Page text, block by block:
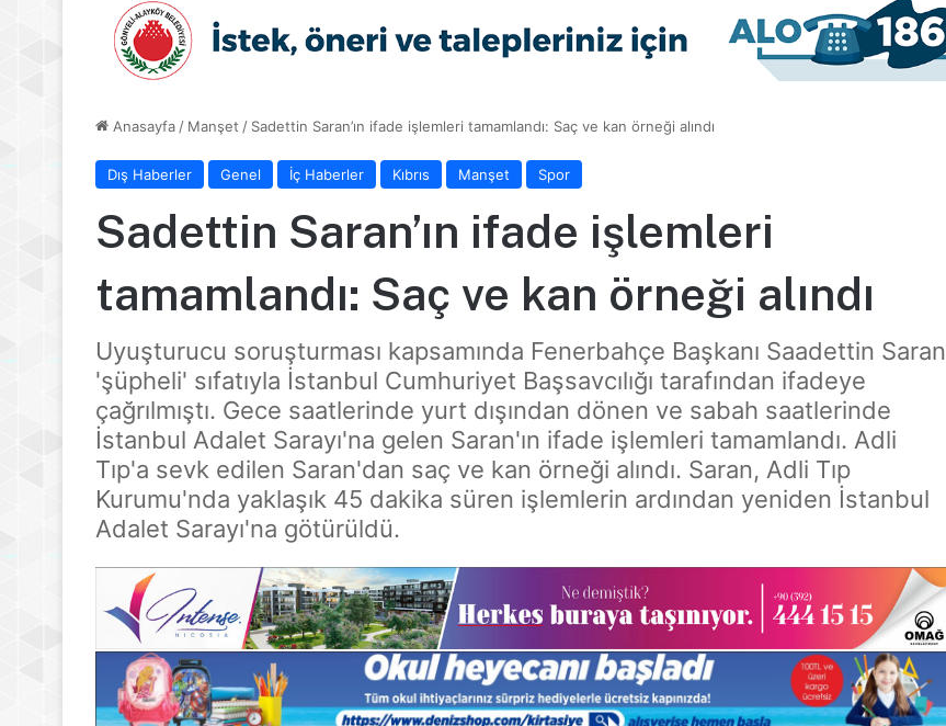
Anasayfa / Manşet / Sadettin Saran’ın ifade işlemleri tamamlandı: Saç ve kan örneği alındı
Dış Haberler Genel İç Haberler Kıbrıs Manşet Spor
Sadettin Saran’ın ifade işlemleri
tamamlandı: Saç ve kan örneği alındı
Uyuşturucu soruşturması kapsamında Fenerbahçe Başkanı Saadettin Saran
'şüpheli' sıfatıyla İstanbul Cumhuriyet Başsavcılığı tarafından ifadeye
çağrılmıştı. Gece saatlerinde yurt dışından dönen ve sabah saatlerinde
İstanbul Adalet Sarayı'na gelen Saran'ın ifade işlemleri tamamlandı. Adli
Tıp'a sevk edilen Saran'dan saç ve kan örneği alındı. Saran, Adli Tıp
Kurumu'nda yaklaşık 45 dakika süren işlemlerin ardından yeniden İstanbul
Adalet Sarayı'na götürüldü.